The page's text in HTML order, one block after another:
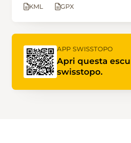
KML GPX
APP SWISSTOPO
Apri questa
swisstopo.